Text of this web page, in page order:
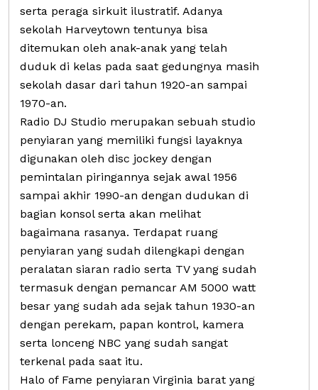
serta peraga sirkuit ilustratif. Adanya
sekolah Harveytown tentunya bisa
ditemukan oleh anak-anak yang telah
duduk di kelas pada saat gedungnya masih
sekolah dasar dari tahun 1920-an sampai
1970-an.
Radio DJ Studio merupakan sebuah studio
penyiaran yang memiliki fungsi layaknya
digunakan oleh disc jockey dengan
pemintalan piringannya sejak awal 1956
sampai akhir 1990-an dengan dudukan di
bagian konsol serta akan melihat
bagaimana rasanya. Terdapat ruang
penyiaran yang sudah dilengkapi dengan
peralatan siaran radio serta TV yang sudah
termasuk dengan pemancar AM 5000 watt
besar yang sudah ada sejak tahun 1930-an
dengan perekam, papan kontrol, kamera
serta lonceng NBC yang sudah sangat
terkenal pada saat itu.
Halo of Fame penyiaran Virginia barat yang